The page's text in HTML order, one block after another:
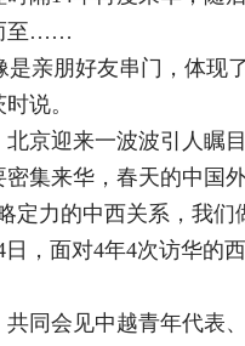
至……
亲朋好友串门，体现
说。
京迎来一波波引人瞩
集来华，春天的中国外
定力的中西关系，我
，面对4年4次访华的
同会见中越青年代